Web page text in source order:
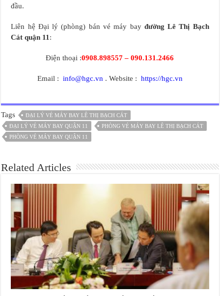
đầu.
Liên hệ Đại lý (phòng) bán vé máy bay đường Lê Thị Bạch
Cát quận 11:
Điện thoại :0908.898557 – 090.131.2466
Email : info@hgc.vn. Website : https://hgc.vn
Tags
ĐẠI LÝ VÉ MÁY BAY LÊ THỊ BẠCH CÁT
ĐẠI LÝ VÉ MÁY BAY QUẬN 11
PHÒNG VÉ MÁY BAY LÊ THỊ BẠCH CÁT
PHÒNG VÉ MÁY BAY QUẬN 11
Related Articles